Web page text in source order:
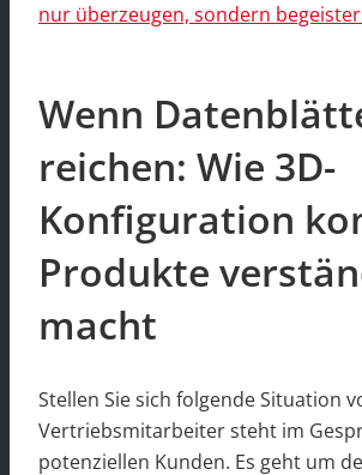
nur überzeugen, sondern
Wenn
reichen: Wie 3D-
Konfiguration
Produkte
macht
Stellen Sie sich folgende Situation
Vertriebsmitarbeiter steht im
potenziellen Kunden. Es geht um